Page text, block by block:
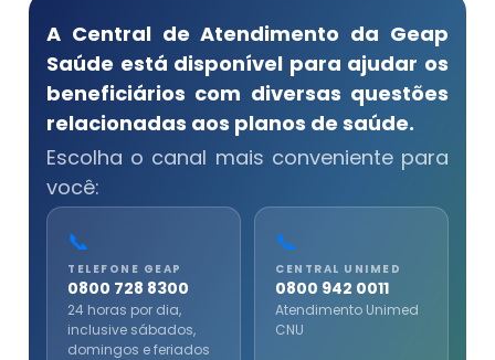
nacional.
Basta informar que deseja realizar
o atendimento pela Unimed e
apresentar o número da sua
carteirinha no momento do
agendamento ou atendimento.
A Central de Atendimento da Geap
Saúde está disponível para ajudar os
beneficiários com diversas questões
relacionadas aos planos de saúde.
Escolha o canal mais conveniente para
você:
📞
TELEFONE GEAP
0800 728 8300
24 horas por dia,
inclusive sábados,
domingos e feriados
📞
CENTRAL UNIMED
0800 942 0011
Atendimento Unimed
CNU